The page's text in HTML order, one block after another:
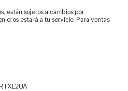
están sujetos a cambios por
estará a tu servicio. Para ventas